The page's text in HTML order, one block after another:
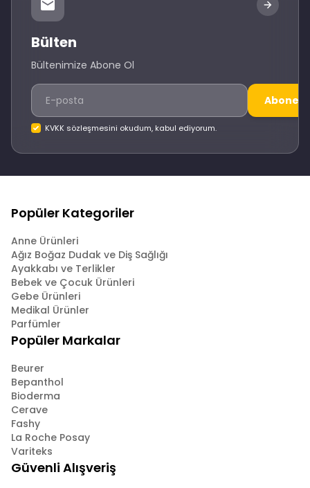
Bülten
Bültenimize Abone Ol
Abone
KVKK sözleşmesini okudum, kabul ediyorum.
Popüler Kategoriler
Anne Ürünleri
Ağız Boğaz Dudak ve Diş Sağlığı
Ayakkabı ve Terlikler
Bebek ve Çocuk Ürünleri
Gebe Ürünleri
Medikal Ürünler
Parfümler
Popüler Markalar
Beurer
Bepanthol
Bioderma
Cerave
Fashy
La Roche Posay
Variteks
Güvenli Alışveriş